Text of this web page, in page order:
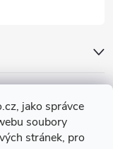
jako správce
soubory
stránek, pro